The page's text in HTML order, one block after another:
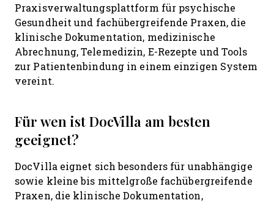
Praxisverwaltungsplattform für psychische
Gesundheit und fachübergreifende Praxen, die
klinische Dokumentation, medizinische
Abrechnung, Telemedizin, E-Rezepte und Tools
zur Patientenbindung in einem einzigen System
vereint.
Für wen ist DocVilla am besten
geeignet?
DocVilla eignet sich besonders für unabhängige
sowie kleine bis mittelgroße fachübergreifende
Praxen, die klinische Dokumentation,